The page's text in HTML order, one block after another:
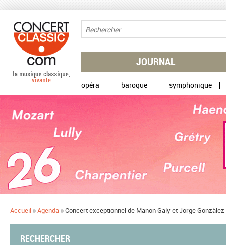
JOURNAL
opéra baroque symphonique
Accueil »Agenda »Concert exceptionnel de Manon Galy et Jorge
RECHERCHER